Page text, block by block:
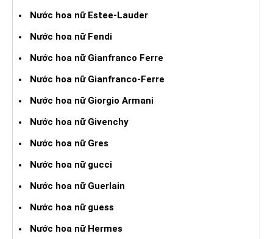
Nước hoa nữ Estee-Lauder
Nước hoa nữ Fendi
Nước hoa nữ Gianfranco Ferre
Nước hoa nữ Gianfranco-Ferre
Nước hoa nữ Giorgio Armani
Nước hoa nữ Givenchy
Nước hoa nữ Gres
Nước hoa nữ gucci
Nước hoa nữ Guerlain
Nước hoa nữ guess
Nước hoa nữ Hermes